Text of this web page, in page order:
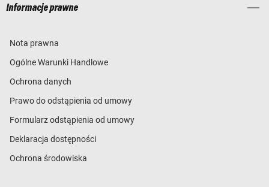
Informacje prawne
Nota prawna
Ogólne Warunki Handlowe
Ochrona danych
Prawo do odstąpienia od umowy
Formularz odstąpienia od umowy
Deklaracja dostępności
Ochrona środowiska